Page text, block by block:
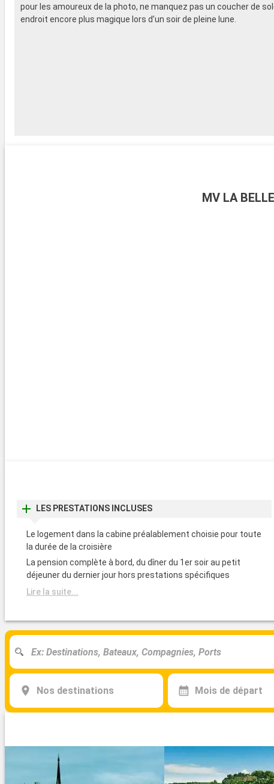
pour les amoureux de la photo, ne manquez pas un coucher de
endroit encore plus magique lors d’un soir de pleine lune.
MV LA
LES PRESTATIONS INCLUSES
Le logement dans la cabine préalablement choisie pour toute
la durée de la croisière
La pension complète à bord, du dîner du 1er soir au petit
déjeuner du dernier jour hors prestations spécifiques
Lire la suite...
Nos destinations Mois de départ